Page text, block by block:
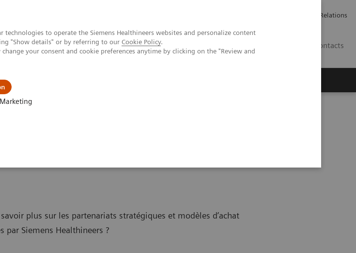
to operate the Siemens Healthineers websites and personalize content
"Show details" or by referring to our Cookie Policy.
your consent and cookie preferences anytime by clicking on the "Review and
Marketing
Investor Relations
Contacts
& perspectives
plus sur les partenariats stratégiques et modèles d’achat
par Siemens Healthineers ?